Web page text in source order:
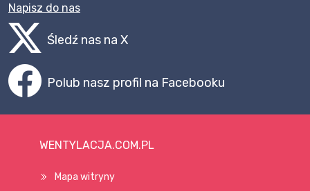
Napisz do nas
Śledź nas na X
Polub nasz profil na Facebooku
WENTYLACJA.COM.PL
Mapa witryny